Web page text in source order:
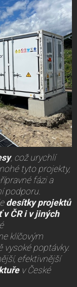
, což urychlí
tyto projekty,
fázi a
podporu.
desítky projektů
ČR i v jiných
klíčovým
poptávky.
efektivnější
v České